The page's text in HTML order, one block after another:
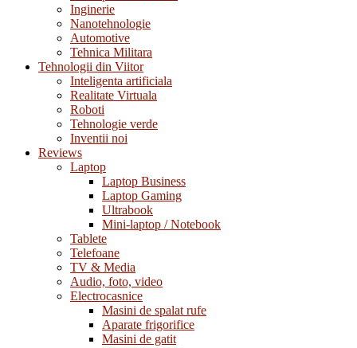
Inginerie
Nanotehnologie
Automotive
Tehnica Militara
Tehnologii din Viitor
Inteligenta artificiala
Realitate Virtuala
Roboti
Tehnologie verde
Inventii noi
Reviews
Laptop
Laptop Business
Laptop Gaming
Ultrabook
Mini-laptop / Notebook
Tablete
Telefoane
TV & Media
Audio, foto, video
Electrocasnice
Masini de spalat rufe
Aparate frigorifice
Masini de gatit